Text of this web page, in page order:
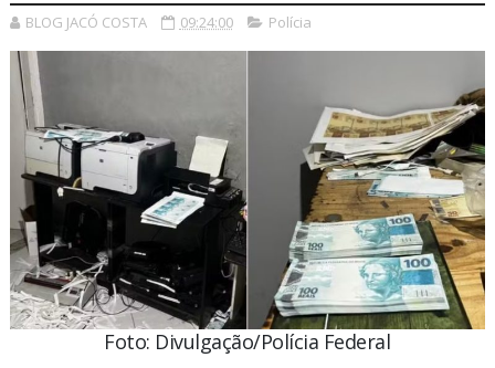
BLOG JACÓ COSTA 09:24:00 Polícia
Foto: Divulgação/Polícia Federal